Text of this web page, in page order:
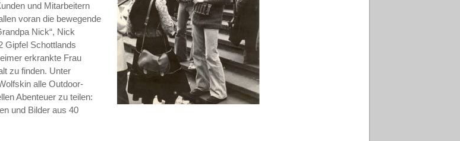
und Mitarbeitern
voran die bewegende
Nick“, Nick
Gipfel Schottlands
erkrankte Frau
zu finden. Unter
alle Outdoor-
Abenteuer zu teilen:
und Bilder aus 40